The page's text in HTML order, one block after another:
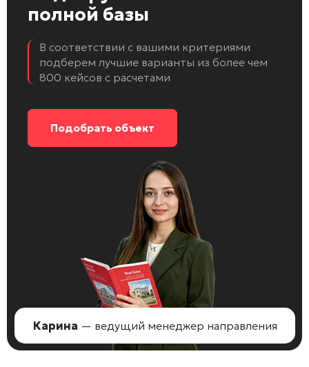
полной базы
В соответствии с вашими критериями
подберем лучшие варианты из более чем
800 кейсов с расчетами
Подобрать объект
Карина — ведущий менеджер направления